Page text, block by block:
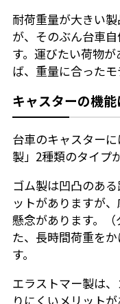
耐荷重量が大きい
が、そのぶん台車
す。運びたい荷物
ば、重量に合ったモ
キャスターの機能
台車のキャスター
製」2種類のタイプ
ゴム製は凹凸のあ
ットがありますが
懸念があります。
た、長時間荷重を
す。
エラストマー製は
りにくいメリット